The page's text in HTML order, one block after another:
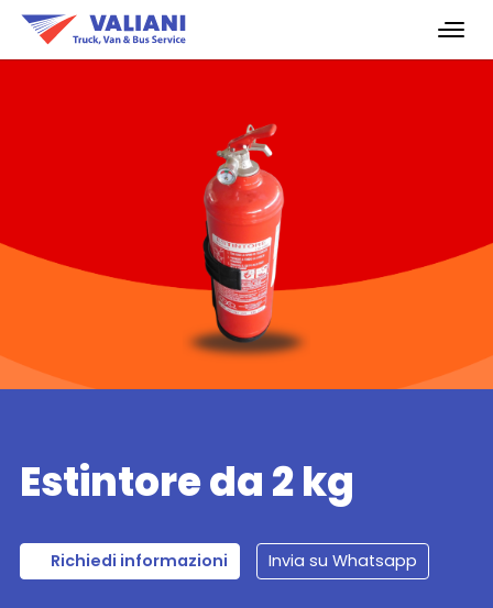
Estintore da 2 kg
Richiedi informazioni Invia su Whatsapp